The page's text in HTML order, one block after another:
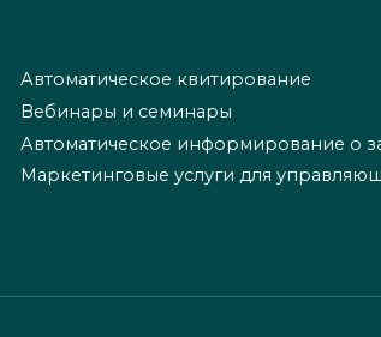
Автоматическое квитирование
Вебинары и семинары
Автоматическое информирование о
Маркетинговые услуги для